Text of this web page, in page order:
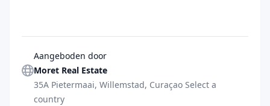
Agent
Aangeboden door
Moret Real Estate
35A Pietermaai, Willemstad, Curaçao Select a
country